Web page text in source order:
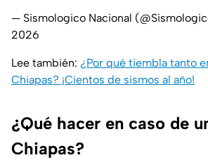
— Sismologico Nacional
2026
Lee también: ¿Por qué tiembla tanto
Chiapas? ¡Cientos de sismos al año!
¿Qué hacer en caso de
Chiapas?